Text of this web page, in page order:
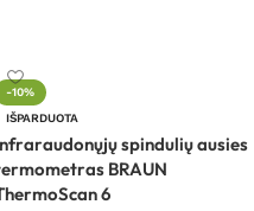
-10%
IŠPARDUOTA
spindulių ausies
BRAUN
6